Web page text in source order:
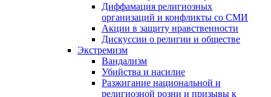
Диффамация религиозных
организаций и конфликты со СМИ
Акции в защиту нравственности
Дискуссии о религии и обществе
Экстремизм
Вандализм
Убийства и насилие
Разжигание национальной и
религиозной розни и призывы к